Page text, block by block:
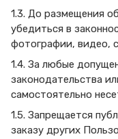
1.3. До размещения
убедиться в
фотографии, видео,
1.4. За любые
законодательства
самостоятельно
1.5. Запрещается
заказу других